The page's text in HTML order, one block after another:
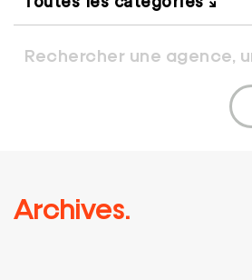
Archives.